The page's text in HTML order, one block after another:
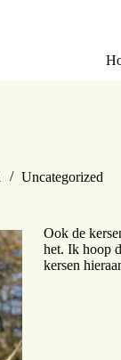
Uncategorized
Ook de
het. Ik hoop
kersen